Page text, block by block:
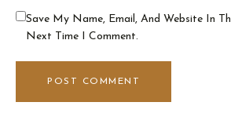
Save My Name, Email, And Website In
Next Time I Comment.